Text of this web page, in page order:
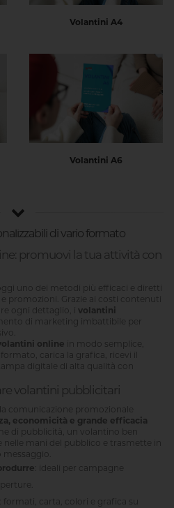
Volantini A4
Volantini A6
di vario formato
promuovi la tua attività con
uno dei metodi più efficaci e diretti
promozioni. Grazie ai costi contenuti
ogni dettaglio, i volantini
di marketing imbattibile per
online in modo semplice,
carica la grafica, ricevi il
digitale di alta qualità con
volantini pubblicitari
comunicazione promozionale
economicità e grande efficacia
di pubblicità, un volantino ben
mani del pubblico e trasmette in
messaggio.
: ideali per campagne
: formati, carta, colori e grafica su